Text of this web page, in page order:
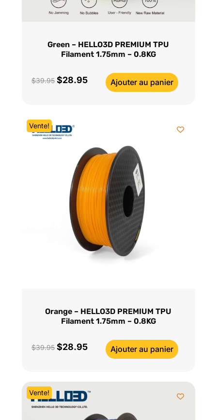
Green – HELLO3D PREMIUM TPU
Filament 1.75mm – 0.8KG
$39.95 Le
$39.95.
$28.95Le
Ajouter au panier
Vente!
Orange – HELLO3D PREMIUM TPU
Filament 1.75mm – 0.8KG
$39.95 Le
était :
$39.95.
$28.95Le
est :
$28.95.
Ajouter au panier
Vente!